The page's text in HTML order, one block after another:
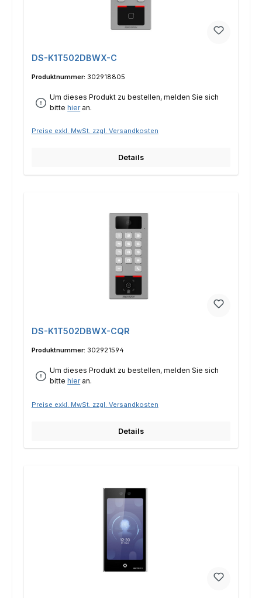
DS-K1T502DBWX-C
Produktnummer: 302918805
Um dieses Produkt zu bestellen, melden Sie sich
bittehieran.
Preise exkl. MwSt. zzgl. Versandkosten
Details
DS-K1T502DBWX-CQR
Produktnummer: 302921594
Um dieses Produkt zu bestellen, melden Sie sich
bittehieran.
Preise exkl. MwSt. zzgl. Versandkosten
Details